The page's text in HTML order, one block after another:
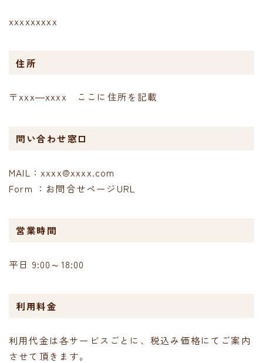
xxxxxxxxx
住所
〒xxx―xxxx ここに住所を記載
問い合わせ窓口
MAIL：xxxx@xxxx.com
Form ：お問合せページURL
営業時間
平日 9:00～18:00
利用料金
利用代金は各サービスごとに、税込み価格にてご案内
させて頂きます。